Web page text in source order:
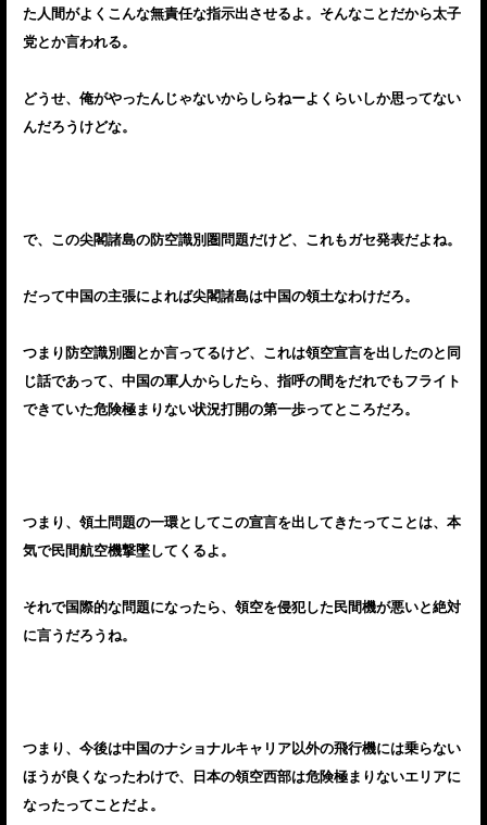
た人間がよくこんな無責任な指示出させるよ。そんなことだから太子
党とか言われる。
どうせ、俺がやったんじゃないからしらねーよくらいしか思ってない
んだろうけどな。
で、この尖閣諸島の防空識別圏問題だけど、これもガセ発表だよね。
だって中国の主張によれば尖閣諸島は中国の領土なわけだろ。
つまり防空識別圏とか言ってるけど、これは領空宣言を出したのと同
じ話であって、中国の軍人からしたら、指呼の間をだれでもフライト
できていた危険極まりない状況打開の第一歩ってところだろ。
つまり、領土問題の一環としてこの宣言を出してきたってことは、本
気で民間航空機撃墜してくるよ。
それで国際的な問題になったら、領空を侵犯した民間機が悪いと絶対
に言うだろうね。
つまり、今後は中国のナショナルキャリア以外の飛行機には乗らない
ほうが良くなったわけで、日本の領空西部は危険極まりないエリアに
なったってことだよ。